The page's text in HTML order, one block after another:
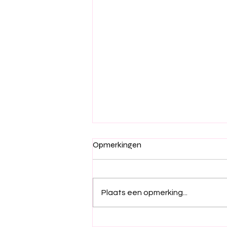
Lekker met zijn alle eten
Opmerkingen
Plaats een opmerking...